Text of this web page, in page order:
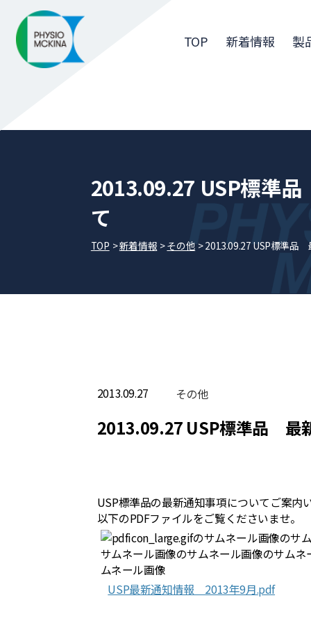
TOP 新着情報 製
2013.09.27 USP標準
て
TOP 新着情報 その他 2013.09.27 USP標準品
2013.09.27 その他
2013.09.27 USP標準品 最
USP標準品の最新通知事項についてご案内
以下のPDFファイルをご覧くださいませ。
USP最新通知情報 2013年9月.pdf